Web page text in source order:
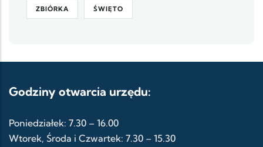
ZBIÓRKA ŚWIĘTO
Godziny otwarcia urzędu:
Poniedziałek: 7.30 – 16.00
Wtorek, Środa i Czwartek: 7.30 – 15.30